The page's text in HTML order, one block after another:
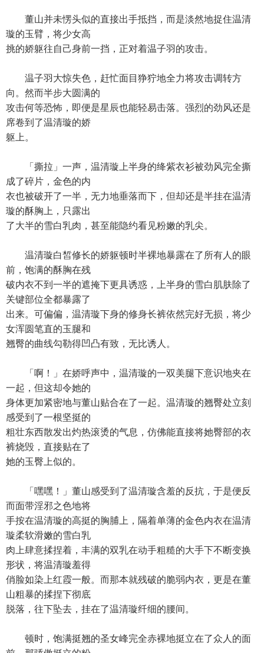
董山并未愣头似的直接出手抵挡，而是淡然地捉住温清
璇的玉臂，将少女高
挑的娇躯往自己身前一挡，正对着温子羽的攻击。
温子羽大惊失色，赶忙面目狰狞地全力将攻击调转方
向。然而半步大圆满的
攻击何等恐怖，即便是星辰也能轻易击落。强烈的劲风还是
席卷到了温清璇的娇
躯上。
「撕拉」一声，温清璇上半身的绛紫衣衫被劲风完全撕
成了碎片，金色的内
衣也被破开了一半，无力地垂落而下，但却还是半挂在温清
璇的酥胸上，只露出
了大半的雪白乳肉，甚至能隐约看见粉嫩的乳尖。
温清璇白皙修长的娇躯顿时半裸地暴露在了所有人的眼
前，饱满的酥胸在残
破内衣不到一半的遮掩下更具诱惑，上半身的雪白肌肤除了
关键部位全都暴露了
出来。可偏偏，温清璇下身的修身长裤依然完好无损，将少
女浑圆笔直的玉腿和
翘臀的曲线勾勒得凹凸有致，无比诱人。
「啊！」在娇呼声中，温清璇的一双美腿下意识地夹在
一起，但这却令她的
身体更加紧密地与董山贴合在了一起。温清璇的翘臀处立刻
感受到了一根坚挺的
粗壮东西散发出灼热滚烫的气息，仿佛能直接将她臀部的衣
裤烧毁，直接贴在了
她的玉臀上似的。
「嘿嘿！」董山感受到了温清璇含羞的反抗，于是便反
而面带淫邪之色地将
手按在温清璇的高挺的胸脯上，隔着单薄的金色内衣在温清
璇柔软滑嫩的雪白乳
肉上肆意揉捏着，丰满的双乳在动手粗糙的大手下不断变换
形状，将温清璇羞得
俏脸如染上红霞一般。而那本就残破的脆弱内衣，更是在董
山粗暴的揉捏下彻底
脱落，往下坠去，挂在了温清璇纤细的腰间。
顿时，饱满挺翘的圣女峰完全赤裸地挺立在了众人的面